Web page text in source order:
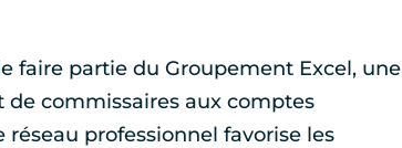
faire partie du Groupement Excel, une
de commissaires aux comptes
professionnel favorise les